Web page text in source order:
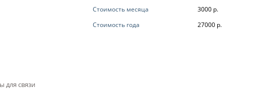
Стоимость месяца
3000 р.
Стоимость года
27000 р.
для связи